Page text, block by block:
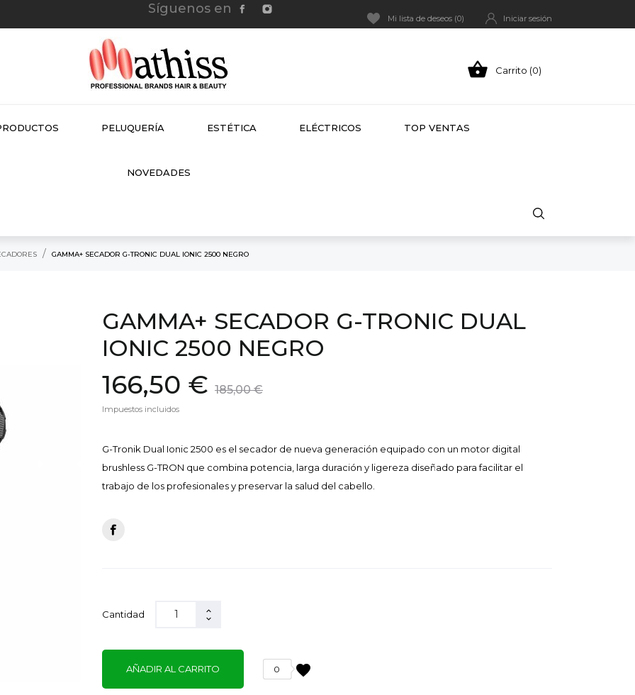
Síguenos en
Mi lista de deseos (0) Iniciar sesión
 Carrito (0)
PELUQUERÍA ESTÉTICA ELÉCTRICOS TOP VENTAS
NOVEDADES
GAMMA+ SECADOR G-TRONIC DUAL IONIC 2500 NEGRO
GAMMA+ SECADOR G-TRONIC DUAL
IONIC 2500 NEGRO
166,50 € 185,00 €
Impuestos incluidos
G-Tronik Dual Ionic 2500 es el secador de nueva generación equipado con un motor digital
brushless G-TRON que combina potencia, larga duración y ligereza diseñado para facilitar el
trabajo de los profesionales y preservar la salud del cabello.
Cantidad
AÑADIR AL CARRITO favorite
0